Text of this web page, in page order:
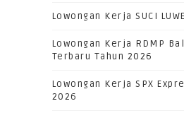
Lowongan Kerja SUCI
Lowongan Kerja RDMP
Terbaru Tahun 2026
Lowongan Kerja SPX
2026